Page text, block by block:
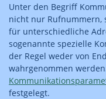
Unter den Begriff
nicht nur Rufnummern,
für unterschiedliche
sogenannte spezielle
der Regel weder von
wahrgenommen
festgelegt.